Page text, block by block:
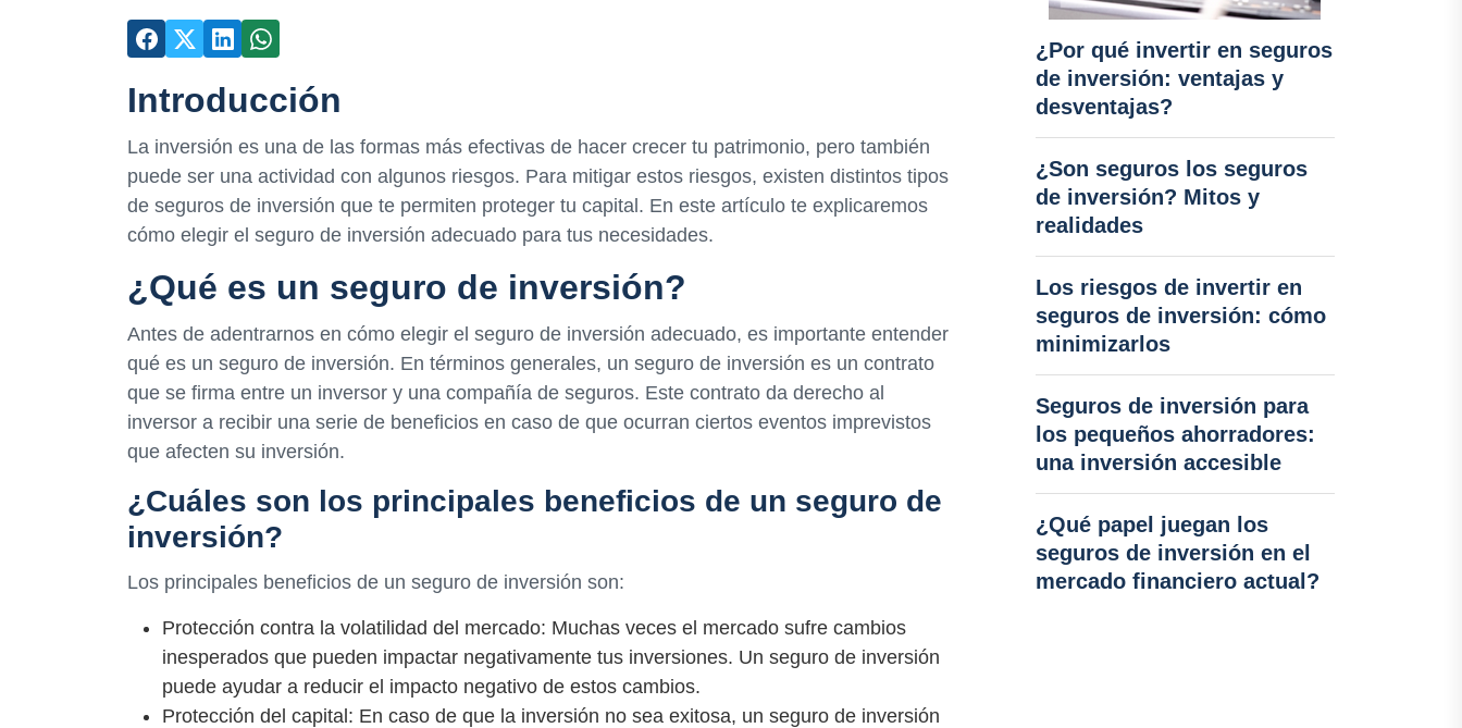
Introducción
La inversión es una de las formas más efectivas de hacer crecer tu patrimonio, pero también
puede ser una actividad con algunos riesgos. Para mitigar estos riesgos, existen distintos tipos
de seguros de inversión que te permiten proteger tu capital. En este artículo te explicaremos
cómo elegir el seguro de inversión adecuado para tus necesidades.
¿Qué es un seguro de inversión?
Antes de adentrarnos en cómo elegir el seguro de inversión adecuado, es importante entender
qué es un seguro de inversión. En términos generales, un seguro de inversión es un contrato
que se firma entre un inversor y una compañía de seguros. Este contrato da derecho al
inversor a recibir una serie de beneficios en caso de que ocurran ciertos eventos imprevistos
que afecten su inversión.
¿Cuáles son los principales beneficios de un seguro de
inversión?
Los principales beneficios de un seguro de inversión son:
Protección contra la volatilidad del mercado: Muchas veces el mercado sufre cambios
inesperados que pueden impactar negativamente tus inversiones. Un seguro de inversión
puede ayudar a reducir el impacto negativo de estos cambios.
Protección del capital: En caso de que la inversión no sea exitosa, un seguro de inversión
¿Por qué invertir en seguros
de inversión: ventajas y
desventajas?
¿Son seguros los seguros
de inversión? Mitos y
realidades
Los riesgos de invertir en
seguros de inversión: cómo
minimizarlos
Seguros de inversión para
los pequeños ahorradores:
una inversión accesible
¿Qué papel juegan los
seguros de inversión en el
mercado financiero actual?